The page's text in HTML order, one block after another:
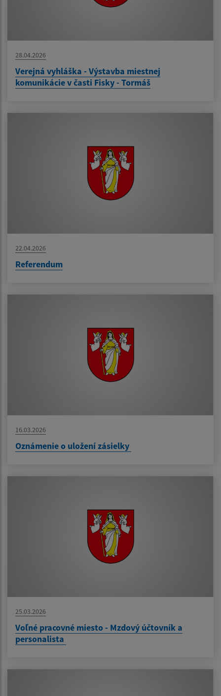
28.04.2026
Verejná vyhláška - Výstavba miestnej
komunikácie v časti Fisky - Tormáš
22.04.2026
Referendum
16.03.2026
Oznámenie o uložení zásielky
25.03.2026
Voľné pracovné miesto - Mzdový účtovník a
personalista